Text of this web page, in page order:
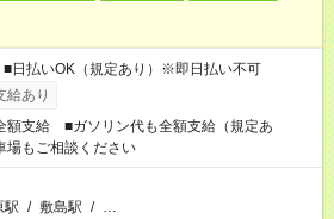
日払いOK（規定あり）※即日払い不可
給あり
額支給 ■ガソリン代も全額支給（規定あ
もご相談ください
駅 / 敷島駅 / …